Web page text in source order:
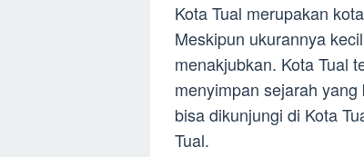
Kota Tual merupakan
Meskipun ukurannya
menakjubkan. Kota Tual
menyimpan sejarah
bisa dikunjungi di Kota
Tual.